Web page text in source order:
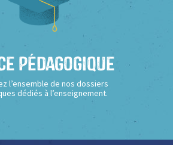
Pédagogique
l’ensemble de nos dossiers
dédiés à l’enseignement.